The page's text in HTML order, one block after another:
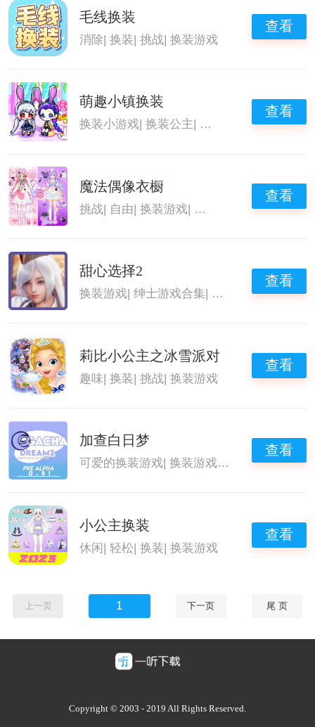
毛线换装
消除|换装|挑战|换装游戏
查看
萌趣小镇换装
换装小游戏 |换装公主 换装游戏 |二次元换
查看
魔法偶像衣橱
挑战| 自由|换装游戏| 换装手游
查看
甜心选择2
换装游戏 |绅士游戏合集 绅士单机游戏推荐
查看
莉比小公主之冰雪派对
趣味|换装|挑战|换装游戏
查看
加查白日梦
可爱的换装游戏 |换装游戏|加查星云|二次
查看
小公主换装
休闲|轻松|换装|换装游戏
查看
上一页 1 下一页 尾 页
Copyright © 2003 - 2019 All Rights Reserved.